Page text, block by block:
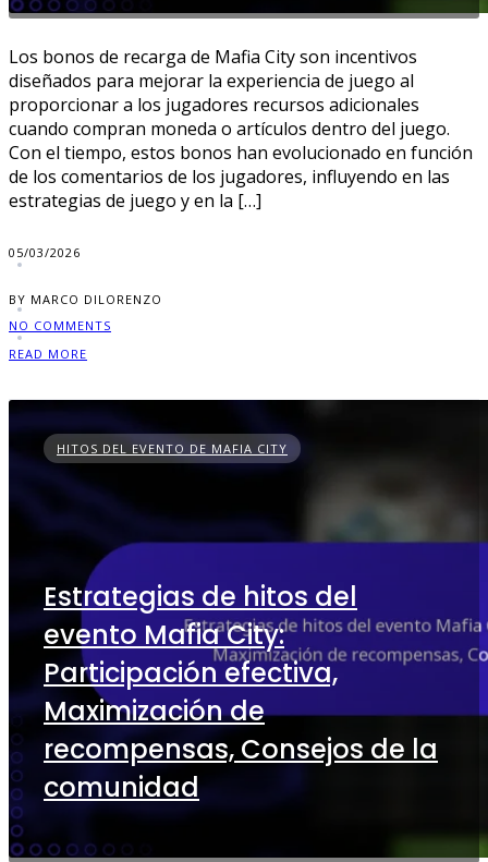
Los bonos de recarga de Mafia City son incentivos
diseñados para mejorar la experiencia de juego al
proporcionar a los jugadores recursos adicionales
cuando compran moneda o artículos dentro del juego.
Con el tiempo, estos bonos han evolucionado en función
de los comentarios de los jugadores, influyendo en las
estrategias de juego y en la […]
05/03/2026
BY MARCO DILORENZO
NO COMMENTS
READ MORE
HITOS DEL EVENTO DE MAFIA CITY
Estrategias de hitos del
evento Mafia City:
Participación efectiva,
Maximización de
recompensas, Consejos de la
comunidad